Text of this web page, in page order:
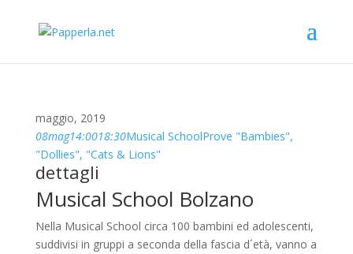
maggio, 2019
08mag14:0018:30Musical SchoolProve "Bambies",
"Dollies", "Cats & Lions"
dettagli
Musical School Bolzano
Nella Musical School circa 100 bambini ed adolescenti,
suddivisi in gruppi a seconda della fascia d´età, vanno a